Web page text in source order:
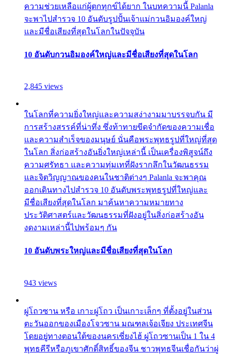
ความช่วยเหลือแก่ผู้ตกทุกข์ได้ยาก ในบทความนี้ Palanla
จะพาไปสำรวจ 10 อันดับรูปปั้นเจ้าแม่กวนอิมองค์ใหญ่
และมีชื่อเสียงที่สุดในโลกในปัจจุบัน
10 อันดับกวนอิมองค์ใหญ่และมีชื่อเสียงที่สุดในโลก
2,845 views
ในโลกที่ความยิ่งใหญ่และความสง่างามมาบรรจบกัน มี
การสร้างสรรค์ที่น่าทึ่ง ซึ่งท้าทายขีดจำกัดของความเชื่อ
และความสำเร็จของมนุษย์ นั่นคือพระพุทธรูปที่ใหญ่ที่สุด
ในโลก สิ่งก่อสร้างอันยิ่งใหญ่เหล่านี้ เป็นเครื่องพิสูจน์ถึง
ความศรัทธา และความทุ่มเทที่ฝังรากลึกในวัฒนธรรม
และจิตวิญญาณของคนในชาติต่างๆ Palanla จะพาคุณ
ออกเดินทางไปสำรวจ 10 อันดับพระพุทธรูปที่ใหญ่และ
มีชื่อเสียงที่สุดในโลก มาค้นหาความหมายทาง
ประวัติศาสตร์และวัฒนธรรมที่ฝังอยู่ในสิ่งก่อสร้างอัน
งดงามเหล่านี้ไปพร้อมๆ กัน
10 อันดับพระใหญ่และมีชื่อเสียงที่สุดในโลก
943 views
ผู่โถวซาน หรือ เกาะผู่โถว เป็นเกาะเล็กๆ ที่ตั้งอยู่ในส่วน
ตะวันออกของเมืองโจวซาน มณฑลเจ้อเจียง ประเทศจีน
โดยอยู่ทางตอนใต้ของนครเซี่ยงไฮ้ ผู่โถวซานเป็น 1 ใน 4
พุทธคีรีหรือภูเขาศักดิ์สิทธิ์ของจีน ชาวพุทธจีนเชื่อกันว่าผู่